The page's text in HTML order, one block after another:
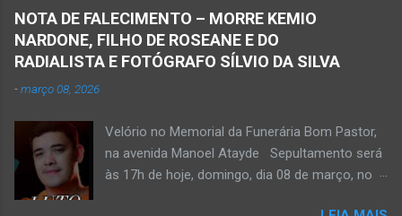
foto em que apreciava a Cachoeira Maria Rosa,
em Mato Verde, pouco tempo antes de se
afogar e depois vir a óbito nesta terça-feira, dia
socorrem estudante que se afogou em
cachoeira em Mato Verde nesta terça-feira, dia
28 de abril de 2026. Adolescente não resistiu e
NOTA DE FALECIMENTO – MORRE KEMIO
NARDONE, FILHO DE ROSEANE E DO
RADIALISTA E FOTÓGRAFO SÍLVIO DA SILVA
-março 08, 2026
Velório no Memorial da Funerária Bom Pastor,
na avenida Manoel Atayde Sepultamento será
às 17h de hoje, domingo, dia 08 de março, no